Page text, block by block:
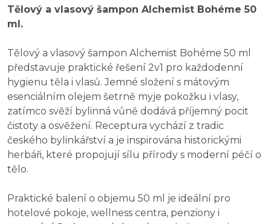
Tělový a vlasový šampon Alchemist Bohéme 50
ml.
Tělový a vlasový šampon Alchemist Bohéme 50 ml
představuje praktické řešení 2v1 pro každodenní
hygienu těla i vlasů. Jemné složení s mátovým
esenciálním olejem šetrně myje pokožku i vlasy,
zatímco svěží bylinná vůně dodává příjemný pocit
čistoty a osvěžení. Receptura vychází z tradic
českého bylinkářství a je inspirována historickými
herbáři, které propojují sílu přírody s moderní péčí o
tělo.
Praktické balení o objemu 50 ml je ideální pro
hotelové pokoje, wellness centra, penziony i